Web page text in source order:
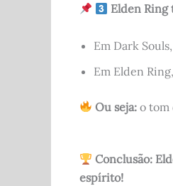
Elden
Em Dark
Em Elden
Ou seja: o tom
Conclusão:
espírito!